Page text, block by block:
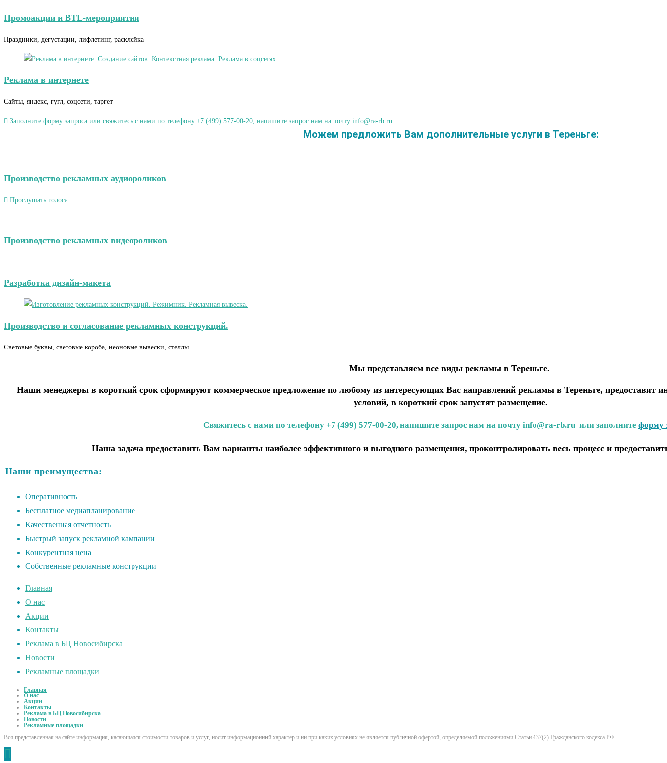
Промоакции и BTL-мероприятия
Праздники, дегустации, лифлетинг, расклейка
Реклама в интернете
Сайты, яндекс, гугл, соцсети, таргет
Заполните форму запроса или свяжитесь с нами по телефону +7 (499) 577-00-20, напишите запрос нам на почту info@ra-rb.ru
Можем предложить Вам дополнительные услуги в Тереньге:
Производство рекламных аудиороликов
Прослушать голоса
Производство рекламных видеороликов
Разработка дизайн-макета
Производство и согласование рекламных конструкций.
Световые буквы, световые короба, неоновые вывески, стеллы.
Мы представляем все виды рекламы в Тереньге.
Наши менеджеры в короткий срок сформируют коммерческое предложение по любому из интересующих Вас направлений рекламы в Тереньге, предоставят
условий, в короткий срок запустят размещение.
Свяжитесь с нами по телефону +7 (499) 577-00-20, напишите запрос нам на почту info@ra-rb.ru или заполните форму
Наша задача предоставить Вам варианты наиболее эффективного и выгодного размещения, проконтролировать весь процесс и
Наши преимущества:
Оперативность
Бесплатное медиапланирование
Качественная отчетность
Быстрый запуск рекламной кампании
Конкурентная цена
Собственные рекламные конструкции
Главная
О нас
Акции
Контакты
Реклама в БЦ Новосибирска
Новости
Рекламные площадки
Главная
О нас
Акции
Контакты
Реклама в БЦ Новосибирска
Новости
Рекламные площадки
Вся представленная на сайте информация, касающаяся стоимости товаров и услуг, носит информационный характер и ни при каких условиях не является публичной офертой, определяемой положениями Статьи 437(2) Гражданского кодекса РФ.